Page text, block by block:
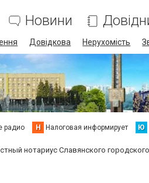
Новини
Довідкова Нерухомість
радио Н Налоговая информирует Ю
нотариус Славянского